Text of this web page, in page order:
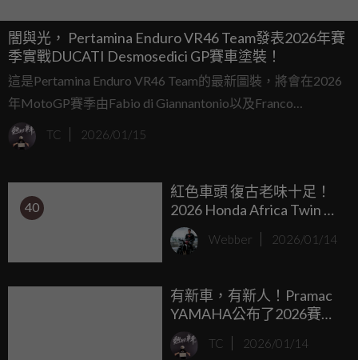
闇與光， Pertamina Enduro VR46 Team發表2026年賽
季實戰DUCATI Desmosedici GP賽車塗裝！
這是Pertamina Enduro VR46 Team的最新圖裝，將會在2026
年MotoGP賽季由Fabio di Giannantonio以及Franco
Morbidelli兩位車手駕駛實戰。
TC 2026/01/15
40
紅色車頭 復古老味十足！
2026 Honda Africa Twin 全
車系換新裝，台灣哪時要
引進？Webber 2026/01/14
有新車，有新人！Pramac
YAMAHA公布了2026賽季
新塗裝與Toprak
Razgatlioglu首次以GP車手
TC 2026/01/14